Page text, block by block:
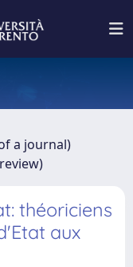
a journal)
théoriciens
aux